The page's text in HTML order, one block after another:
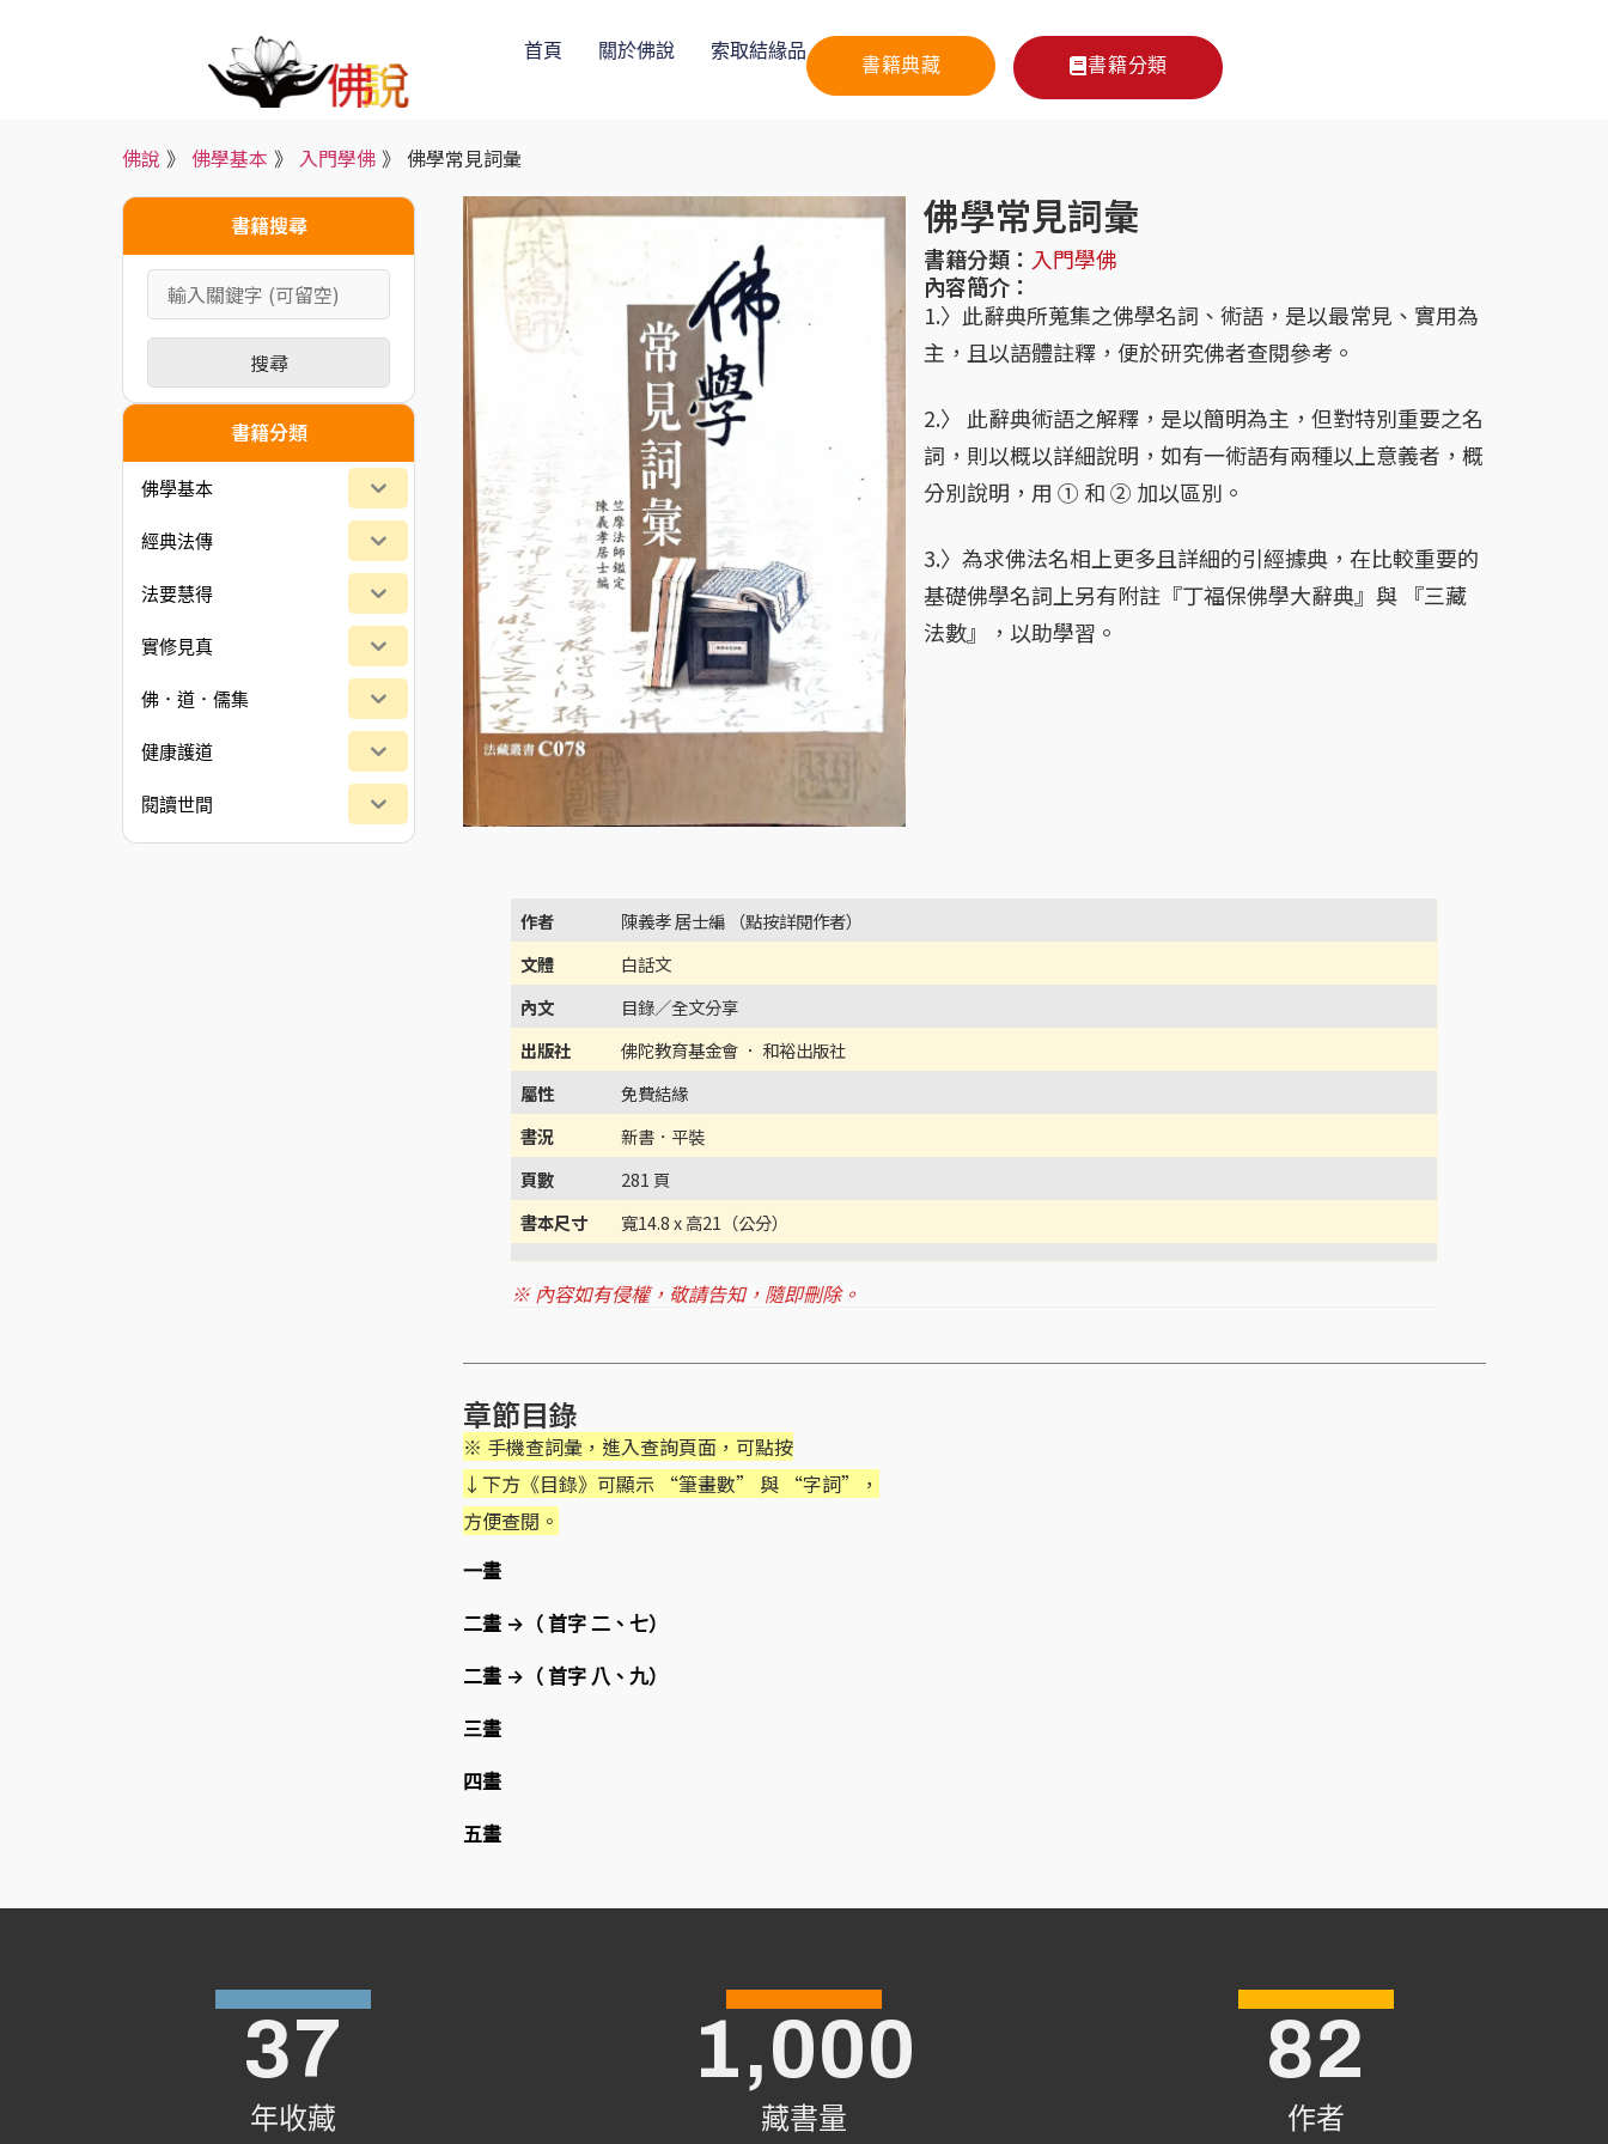
首頁 關於佛說 索取結緣品
書籍典藏 書籍分類
佛說 》 佛學基本 》 入門學佛 》 佛學常見詞彙
書籍搜尋
搜尋
書籍分類
佛學基本
經典法傳
法要慧得
實修見真
佛．道．儒集
健康護道
閱讀世間
佛學常見詞彙
書籍分類： 入門學佛
內容簡介：
1.〉此辭典所蒐集之佛學名詞、術語，是以最常見、實用為
主，且以語體註釋，便於研究佛者查閱參考。
2.〉 此辭典術語之解釋，是以簡明為主，但對特別重要之名
詞，則以概以詳細說明，如有一術語有兩種以上意義者，概
分別說明，用 ① 和 ② 加以區別。
3.〉為求佛法名相上更多且詳細的引經據典，在比較重要的
基礎佛學名詞上另有附註『丁福保佛學大辭典』與 『三藏
法數』，以助學習。
作者 陳義孝 居士編 （點按詳閱作者）
文體 白話文
內文 目錄／全文分享
出版社 佛陀教育基金會 ． 和裕出版社
屬性 免費結緣
書況 新書．平裝
頁數 281 頁
書本尺寸寬14.8 x 高21（公分）
※ 內容如有侵權，敬請告知，隨即刪除。
章節目錄
※ 手機查詞彙，進入查詢頁面，可點按
↓下方《目錄》可顯示 “筆畫數” 與 “字詞”，
方便查閱。
一畫
二畫 →（ 首字 二、七）
二畫 →（ 首字 八、九）
三畫
四畫
五畫
年收藏
37
藏書量
1,000
作者
82